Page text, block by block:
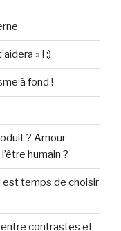
» ! :)
à fond !
? Amour
humain ?
est temps de choisir
contrastes et